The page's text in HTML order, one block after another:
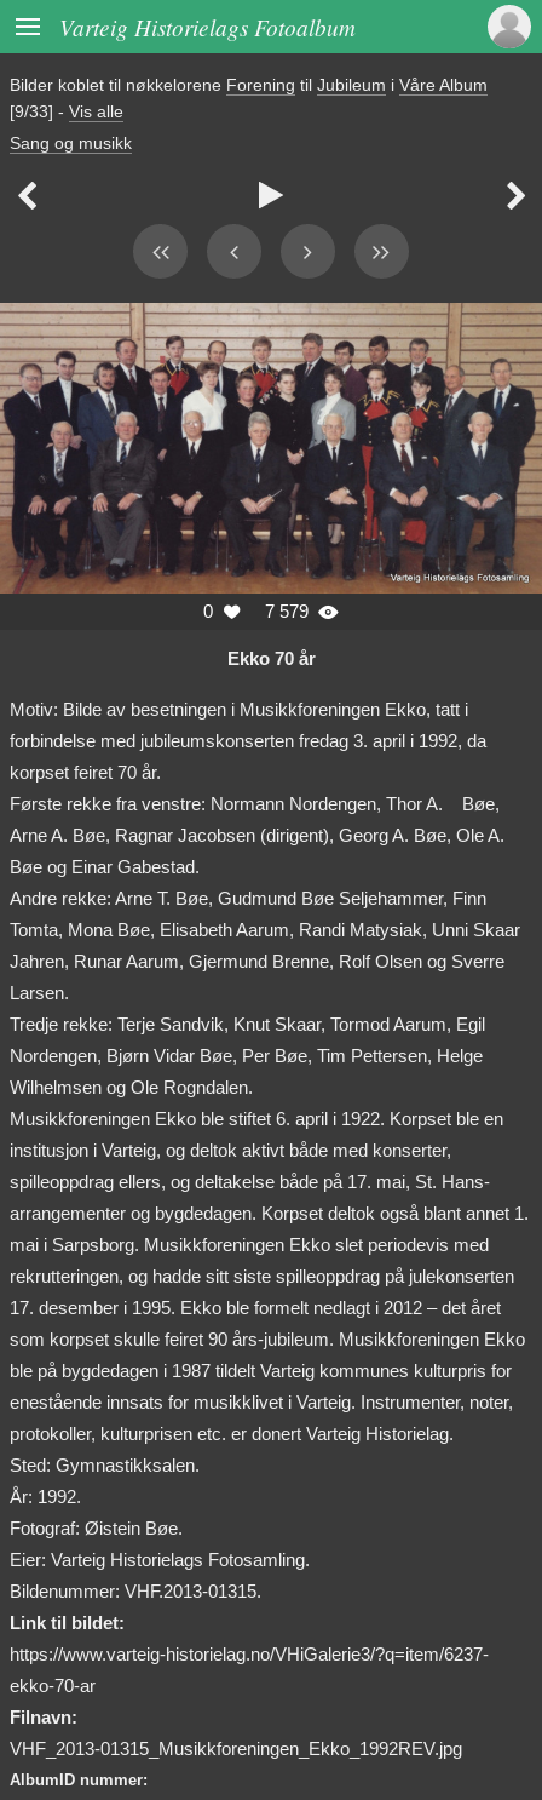
 Varteig Historielags Fotoalbum
Bilder koblet til nøkkelorene Forening til Jubileum i Våre Album
[9/33] - Vis alle
Sang og musikk
  
0  7 579 
Ekko 70 år
Motiv: Bilde av besetningen i Musikkforeningen Ekko, tatt i
forbindelse med jubileumskonserten fredag 3. april i 1992, da
korpset feiret 70 år.
Første rekke fra venstre: Normann Nordengen, Thor A.
Bøe,
Arne A. Bøe, Ragnar Jacobsen (dirigent), Georg A. Bøe, Ole A.
Bøe og Einar Gabestad.
Andre rekke: Arne T. Bøe, Gudmund Bøe Seljehammer, Finn
Tomta, Mona Bøe, Elisabeth Aarum, Randi Matysiak, Unni Skaar
Jahren, Runar Aarum, Gjermund Brenne, Rolf Olsen og Sverre
Larsen.
Tredje rekke: Terje Sandvik, Knut Skaar, Tormod Aarum, Egil
Nordengen, Bjørn Vidar Bøe, Per Bøe, Tim Pettersen, Helge
Wilhelmsen og Ole Rogndalen.
Musikkforeningen Ekko ble stiftet 6. april i 1922. Korpset ble en
institusjon i Varteig, og deltok aktivt både med konserter,
spilleoppdrag ellers, og deltakelse både på 17. mai, St. Hans-
arrangementer og bygdedagen. Korpset deltok også blant annet 1.
mai i Sarpsborg. Musikkforeningen Ekko slet periodevis med
rekrutteringen, og hadde sitt siste spilleoppdrag på julekonserten
17. desember i 1995. Ekko ble formelt nedlagt i 2012 – det året
som korpset skulle feiret 90 års-jubileum. Musikkforeningen Ekko
ble på bygdedagen i 1987 tildelt Varteig kommunes kulturpris for
enestående innsats for musikklivet i Varteig. Instrumenter, noter,
protokoller, kulturprisen etc. er donert Varteig Historielag.
Sted: Gymnastikksalen.
År: 1992.
Fotograf: Øistein Bøe.
Eier: Varteig Historielags Fotosamling.
Bildenummer: VHF.2013-01315.
Link til bildet:
https://www.varteig-historielag.no/VHiGalerie3/?q=item/6237-
ekko-70-ar
Filnavn:
VHF_2013-01315_Musikkforeningen_Ekko_1992REV.jpg
AlbumID nummer: